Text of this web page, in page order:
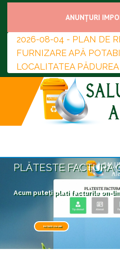
ANUNȚURI
2026-08-04 - PLAN DE
FURNIZARE APĂ
LOCALITATEA
PLĂTESTE FACTURA
Acum puteți plati facturile on-
PLĂTEȘTE ON-LINE